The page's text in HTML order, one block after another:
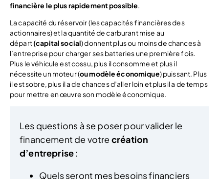
financière le plus rapidement possible.
La capacité du réservoir (les capacités financières des
actionnaires) et la quantité de carburant mise au
départ(capital social) donnent plus ou moins de chances à
l’entreprise pour charger ses batteries une première fois.
Plus le véhicule est cossu, plus il consomme et plus il
nécessite un moteur (ou modèle économique) puissant. Plus
il est sobre, plus il a de chances d’aller loin et plus il a de temps
pour mettre en œuvre son modèle économique.
Les questions à se poser pour valider le
financement de votre création
d’entreprise:
Quels seront mes besoins financiers